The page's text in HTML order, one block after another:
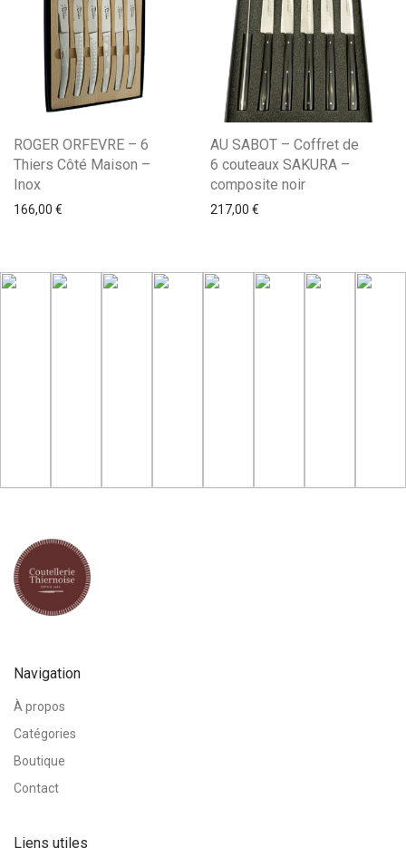
ROGER ORFEVRE – 6
Thiers Côté Maison –
Inox
166,00 €
AU SABOT – Coffret de
6 couteaux SAKURA –
composite noir
217,00 €
Navigation
À propos
Catégories
Boutique
Contact
Liens utiles